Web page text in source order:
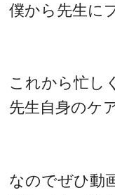
僕から先生に
これから忙し
先生自身のケ
なのでぜひ動